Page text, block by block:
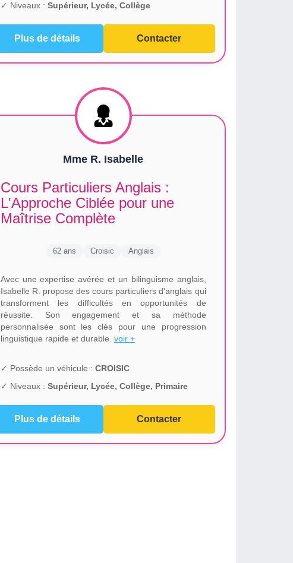
✓ Niveaux : Supérieur, Lycée, Collège
Plus de détails Contacter
Mme R. Isabelle
Cours Particuliers Anglais :
L'Approche Ciblée pour une
Maîtrise Complète
62 ans Croisic Anglais
Avec une expertise avérée et un bilinguisme anglais,
Isabelle R. propose des cours particuliers d'anglais qui
transforment les difficultés en opportunités de
réussite. Son engagement et sa méthode
personnalisée sont les clés pour une progression
linguistique rapide et durable. voir +
✓ Possède un véhicule : CROISIC
✓ Niveaux : Supérieur, Lycée, Collège, Primaire
Plus de détails Contacter